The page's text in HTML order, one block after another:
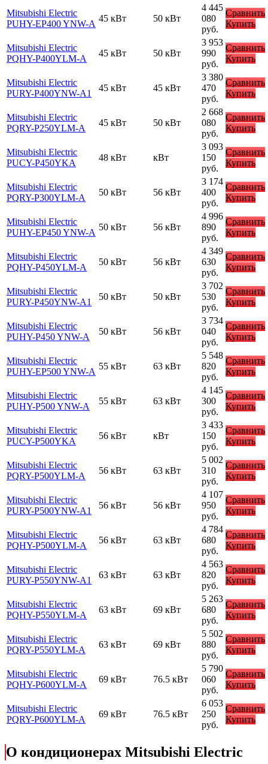
Mitsubishi Electric
PUHY-EP400 YNW-A
45 кВт 50 кВт
4 445
080
руб.
Сравнить
Купить
Mitsubishi Electric
PQHY-P400YLM-A
45 кВт 50 кВт
3 953
990
руб.
Сравнить
Купить
Mitsubishi Electric
PURY-P400YNW-A1
45 кВт 45 кВт
3 380
470
руб.
Сравнить
Купить
Mitsubishi Electric
PQRY-P250YLM-A
45 кВт 50 кВт
2 668
080
руб.
Сравнить
Купить
Mitsubishi Electric
PUCY-P450YKA
48 кВт кВт
3 093
150
руб.
Сравнить
Купить
Mitsubishi Electric
PQRY-P300YLM-A
50 кВт 56 кВт
3 174
400
руб.
Сравнить
Купить
Mitsubishi Electric
PUHY-EP450 YNW-A
50 кВт 56 кВт
4 996
890
руб.
Сравнить
Купить
Mitsubishi Electric
PQHY-P450YLM-A
50 кВт 56 кВт
4 349
630
руб.
Сравнить
Купить
Mitsubishi Electric
PURY-P450YNW-A1
50 кВт 50 кВт
3 702
530
руб.
Сравнить
Купить
Mitsubishi Electric
PUHY-P450 YNW-A
50 кВт 56 кВт
3 734
040
руб.
Сравнить
Купить
Mitsubishi Electric
PUHY-EP500 YNW-A
55 кВт 63 кВт
5 548
820
руб.
Сравнить
Купить
Mitsubishi Electric
PUHY-P500 YNW-A
55 кВт 63 кВт
4 145
300
руб.
Сравнить
Купить
Mitsubishi Electric
PUCY-P500YKA
56 кВт кВт
3 433
150
руб.
Сравнить
Купить
Mitsubishi Electric
PQRY-P500YLM-A
56 кВт 63 кВт
5 002
310
руб.
Сравнить
Купить
Mitsubishi Electric
PURY-P500YNW-A1
56 кВт 56 кВт
4 107
950
руб.
Сравнить
Купить
Mitsubishi Electric
PQHY-P500YLM-A
56 кВт 63 кВт
4 784
680
руб.
Сравнить
Купить
Mitsubishi Electric
PURY-P550YNW-A1
63 кВт 63 кВт
4 563
820
руб.
Сравнить
Купить
Mitsubishi Electric
PQHY-P550YLM-A
63 кВт 69 кВт
5 263
680
руб.
Сравнить
Купить
Mitsubishi Electric
PQRY-P550YLM-A
63 кВт 69 кВт
5 502
880
руб.
Сравнить
Купить
Mitsubishi Electric
PQHY-P600YLM-A
69 кВт 76.5 кВт
5 790
060
руб.
Сравнить
Купить
Mitsubishi Electric
PQRY-P600YLM-A
69 кВт 76.5 кВт
6 053
250
руб.
Сравнить
Купить
О кондиционерах Mitsubishi Electric